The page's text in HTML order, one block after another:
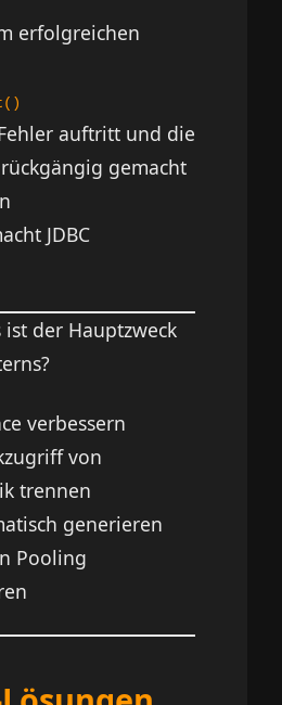
erfolgreichen
auftritt und die
gemacht
JDBC
ist der Hauptzweck
verbessern
von
trennen
generieren
Pooling